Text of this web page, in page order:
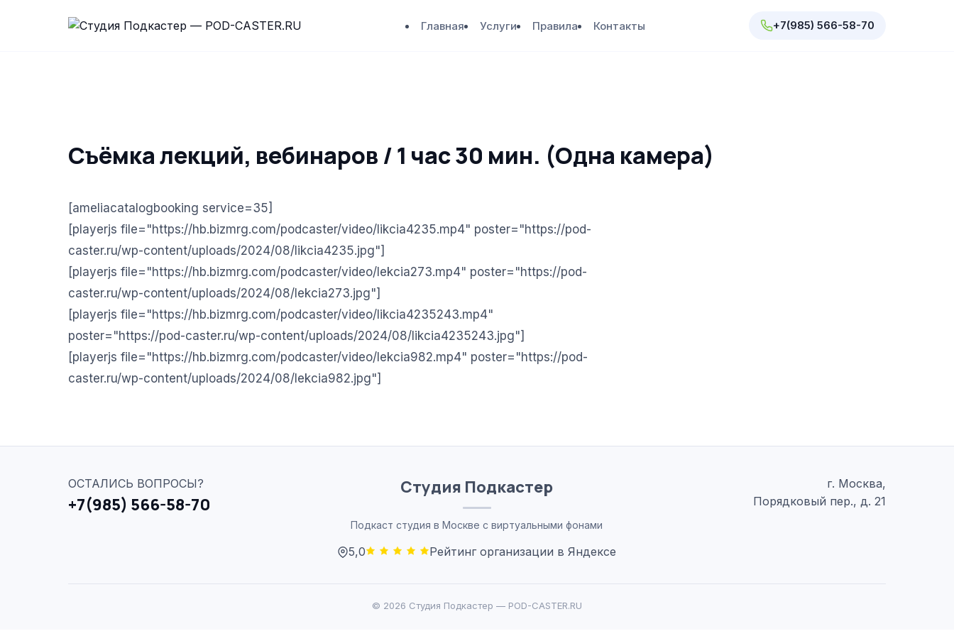
Главная Услуги Правила Контакты +7(985) 566-58-70
Съёмка лекций, вебинаров / 1 час 30 мин. (Одна камера)
[ameliacatalogbooking service=35]
[playerjs file="https://hb.bizmrg.com/podcaster/video/likcia4235.mp4" poster="https://pod-
caster.ru/wp-content/uploads/2024/08/likcia4235.jpg"]
[playerjs file="https://hb.bizmrg.com/podcaster/video/lekcia273.mp4" poster="https://pod-
caster.ru/wp-content/uploads/2024/08/lekcia273.jpg"]
[playerjs file="https://hb.bizmrg.com/podcaster/video/likcia4235243.mp4"
poster="https://pod-caster.ru/wp-content/uploads/2024/08/likcia4235243.jpg"]
[playerjs file="https://hb.bizmrg.com/podcaster/video/lekcia982.mp4" poster="https://pod-
caster.ru/wp-content/uploads/2024/08/lekcia982.jpg"]
ОСТАЛИСЬ ВОПРОСЫ?
+7(985) 566-58-70
Студия Подкастер
Подкаст студия в Москве с виртуальными фонами
5,0 Рейтинг организации в Яндексе
г. Москва,
Порядковый пер., д. 21
© 2026 Студия Подкастер — POD-CASTER.RU